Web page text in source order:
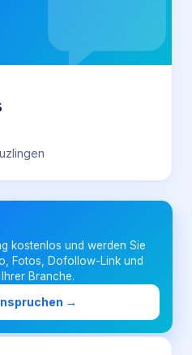
kostenlos und werden Sie
Fotos, Dofollow-Link und
Branche.
→